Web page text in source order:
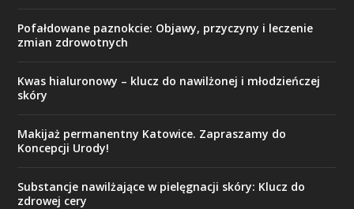
Pofałdowane paznokcie: Objawy, przyczyny i leczenie
zmian zdrowotnych
Kwas hialuronowy – klucz do nawilżonej i młodzieńczej
skóry
Makijaż permanentny Katowice. Zapraszamy do
Koncepcji Urody!
Substancje nawilżające w pielęgnacji skóry: Klucz do
zdrowej cery